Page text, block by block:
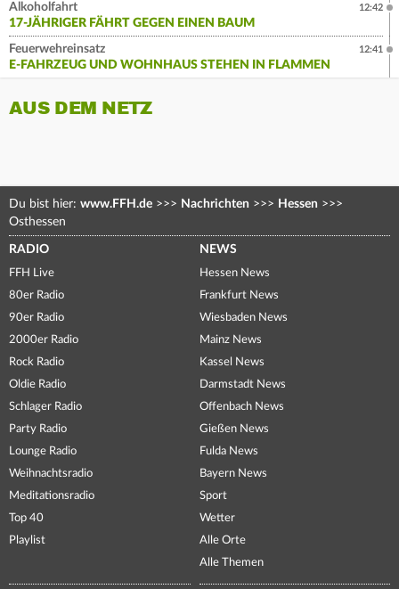
Alkoholfahrt
17-JÄHRIGER FÄHRT GEGEN EINEN BAUM
12:42
Feuerwehreinsatz
E-FAHRZEUG UND WOHNHAUS STEHEN IN FLAMMEN
12:41
AUS DEM NETZ
Du bist hier: www.FFH.de >>> Nachrichten >>> Hessen >>>
Osthessen
RADIO
FFH Live
80er Radio
90er Radio
2000er Radio
Rock Radio
Oldie Radio
Schlager Radio
Party Radio
Lounge Radio
Weihnachtsradio
Meditationsradio
Top 40
Playlist
NEWS
Hessen News
Frankfurt News
Wiesbaden News
Mainz News
Kassel News
Darmstadt News
Offenbach News
Gießen News
Fulda News
Bayern News
Sport
Wetter
Alle Orte
Alle Themen